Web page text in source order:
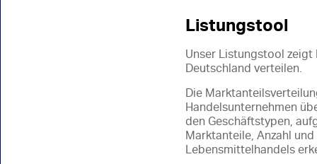
Listungstool
Unser Listungstool
Deutschland verteilen.
Die
Handelsunternehmen
den Geschäftstypen,
Marktanteile, Anzahl
Lebensmittelhandels